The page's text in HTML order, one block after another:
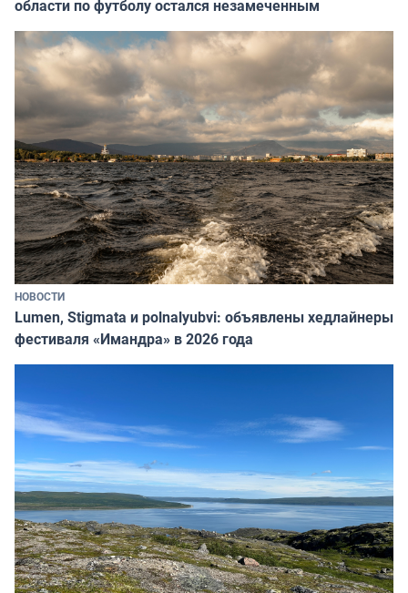
области по футболу остался незамеченным
НОВОСТИ
Lumen, Stigmata и polnalyubvi: объявлены хедлайнеры
фестиваля «Имандра» в 2026 года